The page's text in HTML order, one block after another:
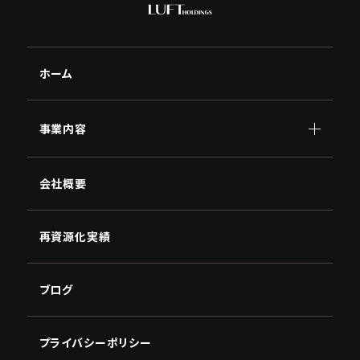
ホーム
事業内容
顧問
NBC
会社概要
再資源化実績
ブログ
プライバシーポリシー